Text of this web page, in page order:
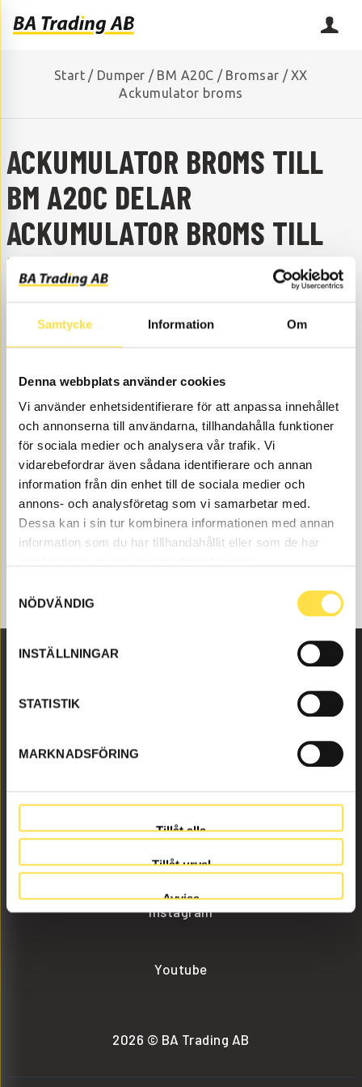
Samtycke Information Om
Denna webbplats använder cookies
Vi använder enhetsidentifierare för att anpassa innehållet
och annonserna till användarna, tillhandahålla funktioner
för sociala medier och analysera vår trafik. Vi
vidarebefordrar även sådana identifierare och annan
information från din enhet till de sociala medier och
annons- och analysföretag som vi samarbetar med.
Dessa kan i sin tur kombinera informationen med annan
information som du har tillhandahållit eller som de har
NÖDVÄNDIG
INSTÄLLNINGAR
STATISTIK
MARKNADSFÖRING
Tillåt alla
Tillåt urval
Avvisa
Start / Dumper / BM A20C / Bromsar / XX
Ackumulator broms
ACKUMULATOR BROMS TILL
BM A20C DELAR
ACKUMULATOR BROMS TILL
BM A20C
SAKNAR DU NÅGON RESERVDEL?
Kontakta oss så hjälper vi dig!
Ackumulator broms till BM A20C dumper finns som
delar hos oss på BA Trading. Våra delar till dumper BM
A20C finns som nya eller begagnade och varsamt
renoverade delar både som original och icke original. Vi
har delar som ackumulator broms för alla Volvo
Entreprenadmaskiner och dessa delar som , till
ackumulator broms som passar till Volvo dumper BM
A20C.
info@batrading.se
+46 (0) 152-32500
Instagram
Youtube
2026 © BA Trading AB